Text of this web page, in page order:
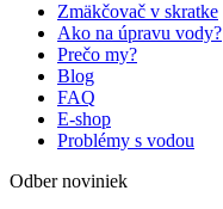
Zmäkčovač v skratke
Ako na úpravu vody?
Prečo my?
Blog
FAQ
E-shop
Problémy s vodou
Odber noviniek